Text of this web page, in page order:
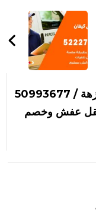
نقل اثاث في النزهة / 50993677
عفش وخصم